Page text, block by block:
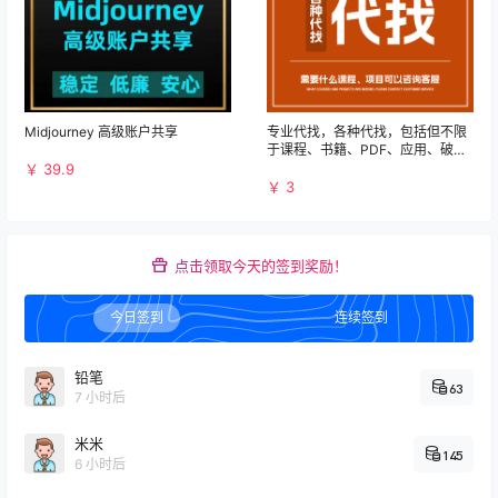
Midjourney 高级账户共享
￥ 39.9
专业代找，各种代找，包括但不限
于课程、书籍、PDF、应用、破解
￥ 3
点击领取今天的签到奖励！
今日签到 连续签到
铅笔
7 小时后
63
米米
6 小时后
145